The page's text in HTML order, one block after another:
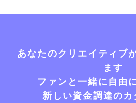
あなたのクリエイティブ
ます
ファンと一緒に自由
新しい資金調達のカ